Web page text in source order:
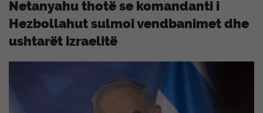
Netanyahu thotë se komandanti i
Hezbollahut sulmoi vendbanimet dhe
ushtarët izraelitë